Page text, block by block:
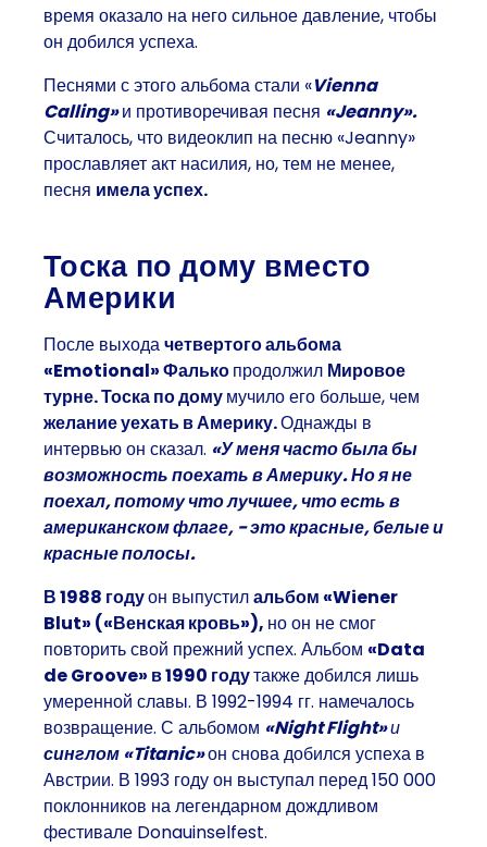
время оказало на него сильное давление, чтобы
он добился успеха.
Песнями с этого альбома стали «Vienna
Calling»и противоречивая песня «Jeanny».
Считалось, что видеоклип на песню «Jeanny»
прославляет акт насилия, но, тем не менее,
песня имела успех.
Тоска по дому вместо
Америки
После выходачетвертого альбома
«Emotional»Фалькопродолжил Мировое
турне. Тоска по домумучило его больше, чем
желание уехать в Америку.Однажды в
интервью он сказал. «У меня часто была бы
возможность поехать в Америку. Но я не
поехал, потому что лучшее, что есть в
американском флаге, - это красные, белые и
красные полосы.
В 1988 годуон выпустилальбом «Wiener
Blut» («Венская кровь»), но он не смог
повторить свой прежний успех. Альбом «Data
de Groove» в 1990 годутакже добился лишь
умеренной славы. В 1992-1994 гг. намечалось
возвращение. С альбомом «Night Flight»и
синглом «Titanic»он снова добился успеха в
Австрии. В 1993 году он выступал перед 150 000
поклонников на легендарном дождливом
фестивале Donauinselfest.